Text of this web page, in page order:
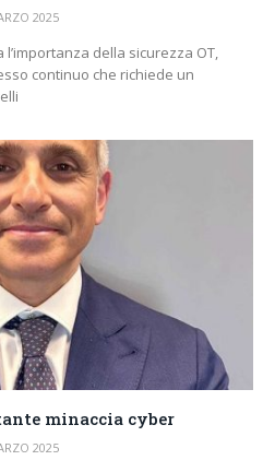
2025
della sicurezza OT,
continuo che richiede un
minaccia cyber
2025